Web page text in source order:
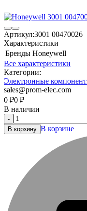
Артикул:3001 00470026
Характеристики
Бренды Honeywell
Все характеристики
Категории:
Электронные
sales@prom-elec.com
0 ₽0 ₽
В наличии
-
В корзину В корзине